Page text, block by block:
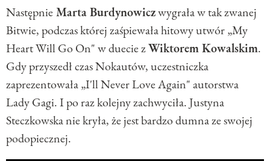
NastępnieMarta Burdynowiczwygrała w tak zwanej
Bitwie, podczas której zaśpiewała hitowy utwór „My
Heart Will Go On" w duecie zWiktorem Kowalskim.
Gdy przyszedł czas Nokautów, uczestniczka
zaprezentowała „I'll Never Love Again" autorstwa
Lady Gagi. I po raz kolejny zachwyciła. Justyna
Steczkowska nie kryła, że jest bardzo dumna ze swojej
podopiecznej.